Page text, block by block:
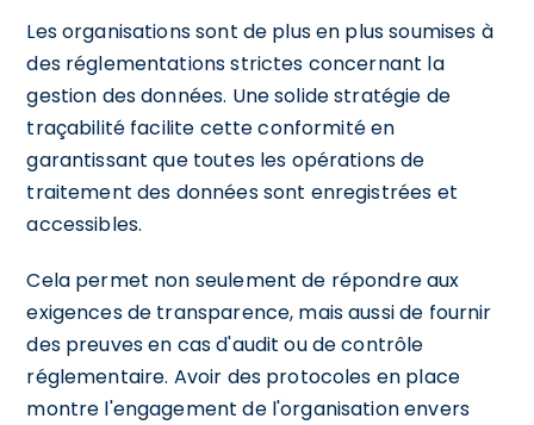
Les organisations sont de plus en plus soumises à
des réglementations strictes concernant la
gestion des données. Une solide stratégie de
traçabilité facilite cette conformité en
garantissant que toutes les opérations de
traitement des données sont enregistrées et
accessibles.
Cela permet non seulement de répondre aux
exigences de transparence, mais aussi de fournir
des preuves en cas d'audit ou de contrôle
réglementaire. Avoir des protocoles en place
montre l'engagement de l'organisation envers